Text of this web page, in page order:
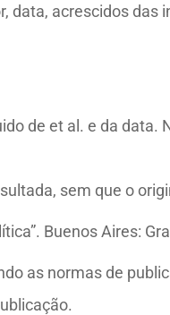
data, acrescidos das
de et al. e da data.
sem que o
Buenos Aires:
as normas de